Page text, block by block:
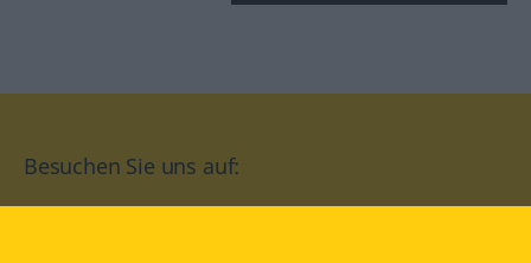
Besuchen Sie uns auf: